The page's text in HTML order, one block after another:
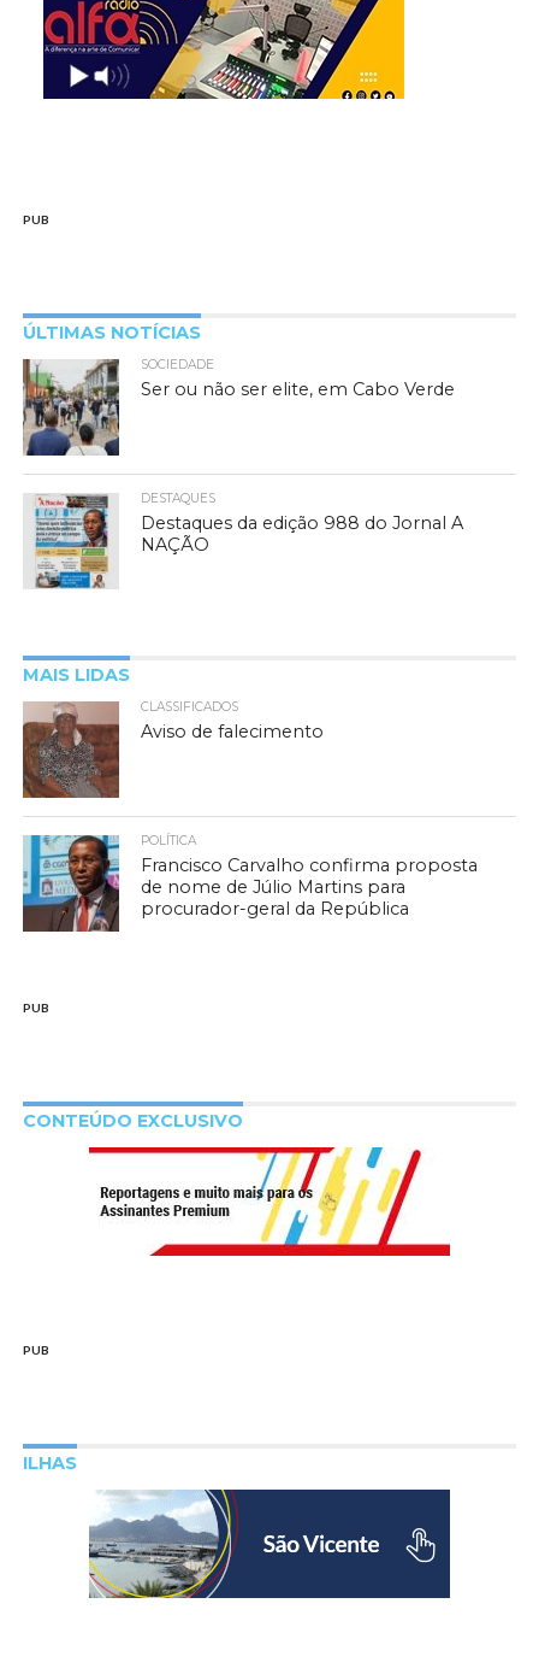
PUB
ÚLTIMAS NOTÍCIAS
SOCIEDADE
Ser ou não ser elite, em Cabo Verde
DESTAQUES
Destaques da edição 988 do Jornal A
NAÇÃO
MAIS LIDAS
CLASSIFICADOS
Aviso de falecimento
POLÍTICA
Francisco Carvalho confirma proposta
de nome de Júlio Martins para
procurador-geral da República
PUB
CONTEÚDO EXCLUSIVO
PUB
ILHAS